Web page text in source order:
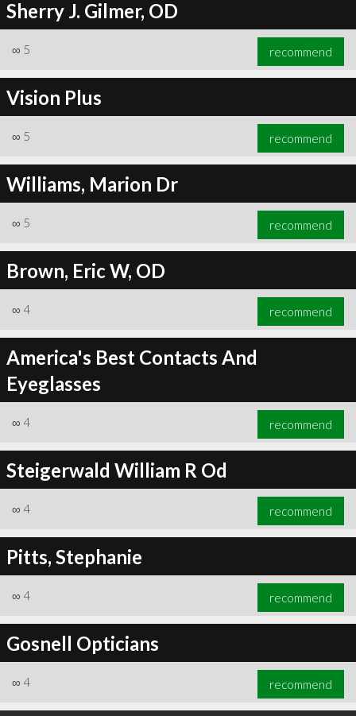
Sherry J. Gilmer, OD
∞ 5 recommend
Vision Plus
∞ 5 recommend
Williams, Marion Dr
∞ 5 recommend
Brown, Eric W, OD
∞ 4 recommend
America's Best Contacts And
Eyeglasses
∞ 4 recommend
Steigerwald William R Od
∞ 4 recommend
Pitts, Stephanie
∞ 4 recommend
Gosnell Opticians
∞ 4 recommend